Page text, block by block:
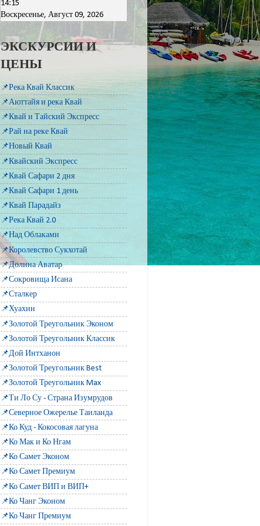
14:15
Воскресенье, Август 09, 2026
ЭКСКУРСИИ И
ЦЕНЫ
📌Река Квай Классик
📌Аюттайя и река Квай
📌Квай и Тайский Экспресс
📌Рай на реке Квай
📌Новый Квай
📌Квайский Экспресс
📌Квай Сафари 2 дня
📌Квай Сафари 1 день
📌Квай Парадайз
📌Река Квай 2.0
📌Над Облаками
📌Королевство Сукхотай
📌Долина Аватар
📌Сокровища Исана
📌Сталкер
📌Хуахин
📌Золотой Треугольник Эконом
📌Золотой Треугольник Классик
📌Дой Интханон
📌Золотой Треугольник Best
📌Золотой Треугольник Max
📌Ти Ло Су - Страна Изумрудов
📌Северное Ожерелье Таиланда
📌Ко Куд - Кокосовая лагуна
📌Ко Мак и Ко Нгам
📌Ко Самет Эконом
📌Ко Самет Премиум
📌Ко Самет ВИП и ВИП+
📌Ко Чанг Эконом
📌Ко Чанг Премиум